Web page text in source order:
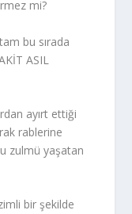
mi?
bu sırada
ASIL
ayırt ettiği
rablerine
zulmü yaşatan
bir şekilde